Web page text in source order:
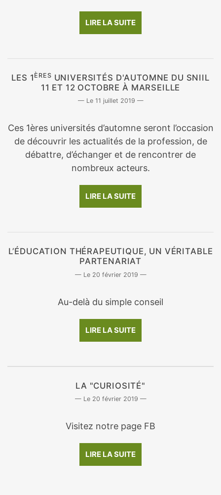
LIRE LA SUITE
LES 1 ÈRES UNIVERSITÉS D'AUTOMNE DU SNIIL
11 ET 12 OCTOBRE À MARSEILLE
11 juillet 2019
Ces 1ères universités d’automne seront l’occasion
de découvrir les actualités de la profession, de
débattre, d’échanger et de rencontrer de
nombreux acteurs.
LIRE LA SUITE
L’ÉDUCATION THÉRAPEUTIQUE, UN VÉRITABLE
PARTENARIAT
20 février 2019
Au-delà du simple conseil
LIRE LA SUITE
LA "CURIOSITÉ"
20 février 2019
Visitez notre page FB
LIRE LA SUITE